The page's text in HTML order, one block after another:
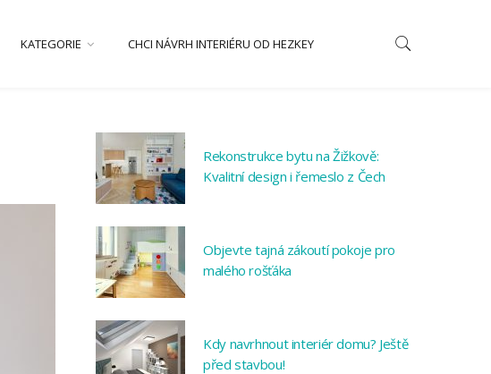
KATEGORIE CHCI NÁVRH INTERIÉRU OD HEZKEY
Rekonstrukce bytu na Žižkově:
Kvalitní design i řemeslo z Čech
Objevte tajná zákoutí pokoje pro
malého rošťáka
Kdy navrhnout interiér domu? Ještě
před stavbou!